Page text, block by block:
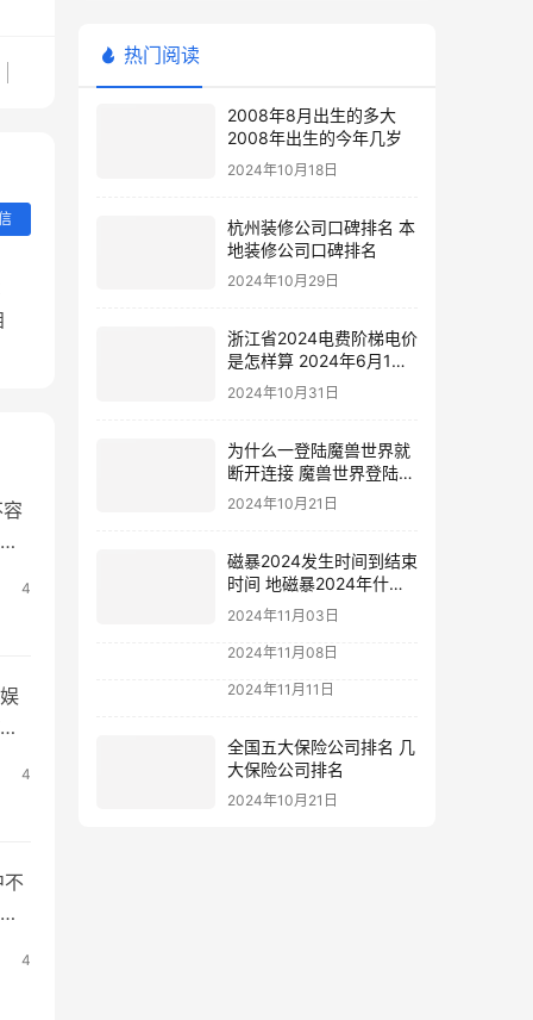
4
4
4
热门阅读
2008年8月出生的多大
2008年出生的今年几岁
2024年10月18日
杭州装修公司口碑排名 本
地装修公司口碑排名
2024年10月29日
浙江省2024电费阶梯电价
是怎样算 2024年6月1日
电费涨价
2024年10月31日
为什么一登陆魔兽世界就
断开连接 魔兽世界登陆不
上去
2024年10月21日
磁暴2024发生时间到结束
时间 地磁暴2024年什么
时候
2024年11月03日
2024年11月08日
2024年11月11日
全国五大保险公司排名 几
大保险公司排名
2024年10月21日